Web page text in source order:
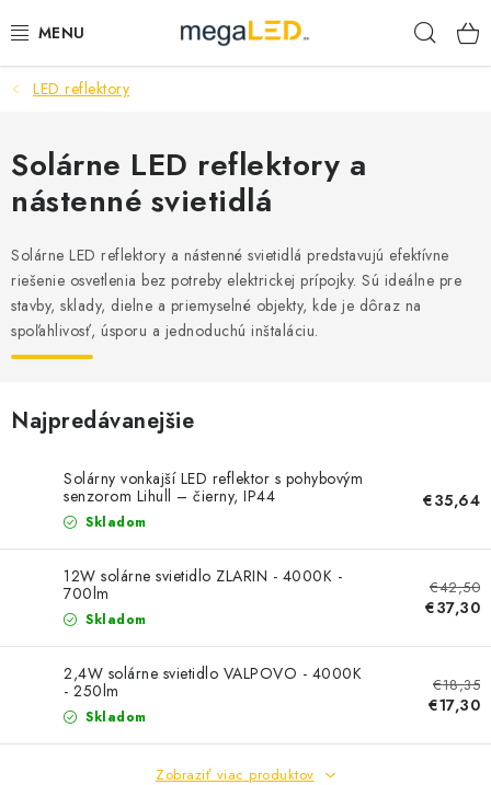
na
PRIEMYSEL
SVIETIDLÁ
ŽIAROVKY A TRUBICE
PRACOVNÉ SVIETIDLÁ
ELEKTROMATERIÁL
SAMSUNG SVIETIDLÁ
SOLÁRNE SYSTÉMY
SEZÓNNE VÝPREDAJE POĽNOPOTREBY
DOM A ZÁHRADA
OBCHODNÉ PODMIENKY
KONTAKTY
O NÁS - MEGALED & JANTON ZÁKAMENNÉ
LED reflektory
Solárne LED reflektory a
nástenné svietidlá
Solárne LED reflektory a nástenné svietidlá predstavujú efektívne
riešenie osvetlenia bez potreby elektrickej prípojky. Sú ideálne pre
stavby, sklady, dielne a priemyselné objekty, kde je dôraz na
spoľahlivosť, úsporu a jednoduchú inštaláciu.
Najpredávanejšie
Solárny vonkajší LED reflektor s pohybovým
senzorom Lihull – čierny, IP44
Skladom
€35,64
12W solárne svietidlo ZLARIN - 4000K -
700lm
Skladom
€42,50
€37,30
2,4W solárne svietidlo VALPOVO - 4000K
- 250lm
Skladom
€18,35
€17,30
Zobraziť viac produktov